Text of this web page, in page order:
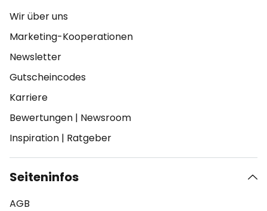
Wir über uns
Marketing-Kooperationen
Newsletter
Gutscheincodes
Karriere
Bewertungen | Newsroom
Inspiration | Ratgeber
Seiteninfos
AGB